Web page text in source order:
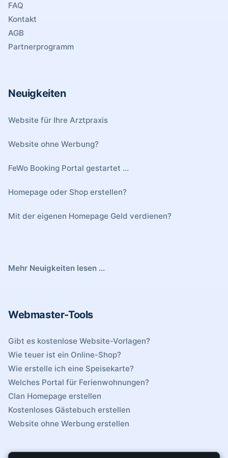
FAQ
Kontakt
AGB
Partnerprogramm
Neuigkeiten
Website für Ihre Arztpraxis
Website ohne Werbung?
FeWo Booking Portal gestartet ...
Homepage oder Shop erstellen?
Mit der eigenen Homepage Geld verdienen?
Mehr Neuigkeiten lesen ...
Webmaster-Tools
Gibt es kostenlose Website-Vorlagen?
Wie teuer ist ein Online-Shop?
Wie erstelle ich eine Speisekarte?
Welches Portal für Ferienwohnungen?
Clan Homepage erstellen
Kostenloses Gästebuch erstellen
Website ohne Werbung erstellen